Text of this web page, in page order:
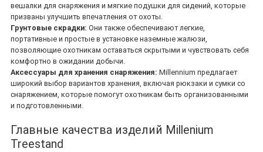
вешалки для снаряжения и мягкие подушки для сидений, которые
призваны улучшить впечатления от охоты.
Грунтовые скрадки: Они также обеспечивают легкие,
портативные и простые в установке наземные жалюзи,
позволяющие охотникам оставаться скрытыми и чувствовать себя
комфортно в ожидании добычи.
Аксессуары для хранения снаряжения: Millennium предлагает
широкий выбор вариантов хранения, включая рюкзаки и сумки со
снаряжением, которые помогут охотникам быть организованными
и подготовленными.
Главные качества изделий Millenium
Treestand